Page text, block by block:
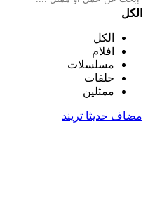
الكل
الكل
افلام
مسلسلات
حلقات
ممثلين
مضاف حديثا تريند